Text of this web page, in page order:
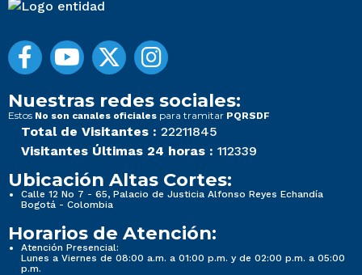
Nuestras redes sociales:
Estos No son canales oficiales para tramitar PQRSDF
Total de Visitantes : 22211845
Visitantes Últimas 24 horas : 112339
Ubicación Altas Cortes:
Calle 12 No 7 - 65, Palacio de Justicia Alfonso Reyes Echandía
Bogotá - Colombia
Horarios de Atención:
Atención Presencial:
Lunes a Viernes de 08:00 a.m. a 01:00 p.m. y de 02:00 p.m. a 05:00
p.m.